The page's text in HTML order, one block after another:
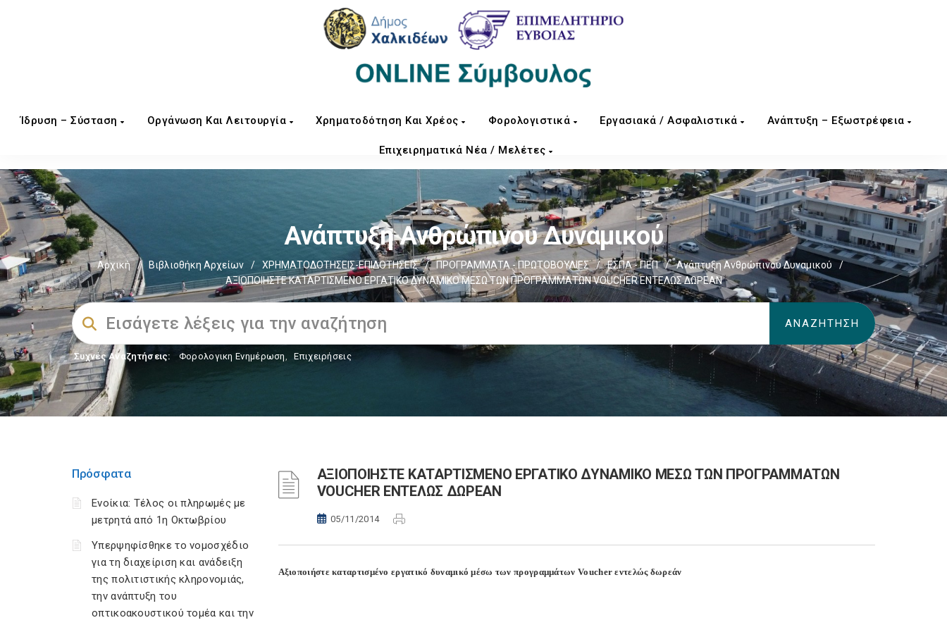
Ίδρυση – Σύσταση Οργάνωση Και Λειτουργία Χρηματοδότηση Και Χρέος Φορολογιστικά Εργασιακά / Ασφαλιστικά Ανάπτυξη – Εξωστρέφεια
Επιχειρηματικά Νέα / Μελέτες
Ανάπτυξη Ανθρώπινου Δυναμικού
Αρχική / Βιβλιοθήκη Αρχείων / ΧΡΗΜΑΤΟΔΟΤΗΣΕΙΣ-ΕΠΙΔΟΤΗΣΕΙΣ / ΠΡΟΓΡΑΜΜΑΤΑ - ΠΡΩΤΟΒΟΥΛΙΕΣ / ΕΣΠΑ - ΠΕΠ / Ανάπτυξη Ανθρώπινου Δυναμικού
/
ΑΞΙΟΠΟΙΗΣΤΕ ΚΑΤΑΡΤΙΣΜΕΝΟ ΕΡΓΑΤΙΚΟ ΔΥΝΑΜΙΚΟ ΜΕΣΩ ΤΩΝ ΠΡΟΓΡΑΜΜΑΤΩΝ VOUCHER ΕΝΤΕΛΩΣ ΔΩΡΕΑΝ
Συχνές Αναζητήσεις: Φορολογικη Ενημέρωση, Επιχειρήσεις
Πρόσφατα
Ενοίκια: Τέλος οι πληρωμές με
μετρητά από 1η Οκτωβρίου
Υπερψηφίσθηκε το νομοσχέδιο
για τη διαχείριση και ανάδειξη
της πολιτιστικής κληρονομιάς,
την ανάπτυξη του
οπτικοακουστικού τομέα και την
ΑΞΙΟΠΟΙΗΣΤΕ ΚΑΤΑΡΤΙΣΜΕΝΟ ΕΡΓΑΤΙΚΟ ΔΥΝΑΜΙΚΟ ΜΕΣΩ ΤΩΝ ΠΡΟΓΡΑΜΜΑΤΩΝ
VOUCHER ΕΝΤΕΛΩΣ ΔΩΡΕΑΝ
05/11/2014
Αξιοποιήστε καταρτισμένο εργατικό δυναμικό μέσω των προγραμμάτων Voucher εντελώς δωρεάν